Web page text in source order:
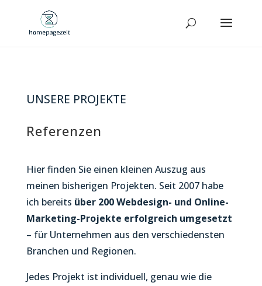
UNSERE PROJEKTE
Referenzen
Hier finden Sie einen kleinen Auszug aus
meinen bisherigen Projekten. Seit 2007 habe
ich bereits über 200 Webdesign- und Online-
Marketing-Projekte erfolgreich umgesetzt
– für Unternehmen aus den verschiedensten
Branchen und Regionen.
Jedes Projekt ist individuell, genau wie die